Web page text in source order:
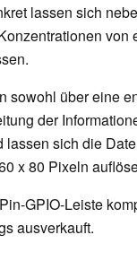
lassen sich
sowohl über eine
der
sich die
x 80 Pixeln
GPIO-Leiste
ausverkauft.